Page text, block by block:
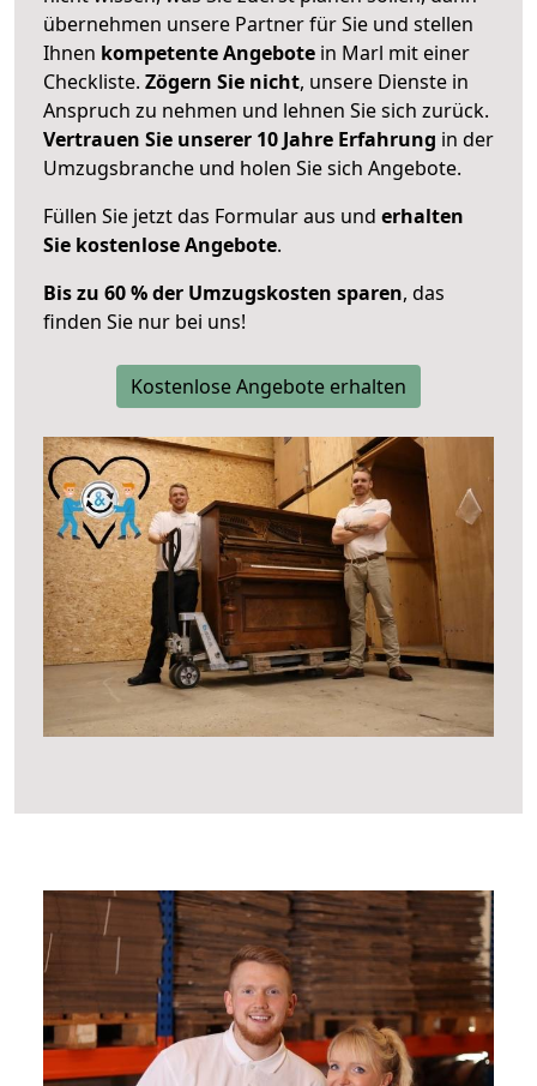
übernehmen unsere Partner für Sie und stellen
Ihnen kompetente Angebote in Marl mit einer
Checkliste. Zögern Sie nicht, unsere Dienste in
Anspruch zu nehmen und lehnen Sie sich zurück.
Vertrauen Sie unserer 10 Jahre Erfahrung in der
Umzugsbranche und holen Sie sich Angebote.
Füllen Sie jetzt das Formular aus und erhalten
Sie kostenlose Angebote.
Bis zu 60 % der Umzugskosten sparen, das
finden Sie nur bei uns!
Kostenlose Angebote erhalten